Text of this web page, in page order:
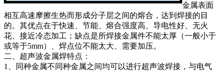
金属表面
相互高速摩擦生热而形成分子层之间的熔合，达到焊接的目
的。其优点在于快速、节能、熔合强度高、导电性好、无火
花、接近冷态加工；缺点是所焊接金属件不能太厚（一般小于
或等于5mm）、焊点位不能太大、需要加压。
二、超声波金属焊特点：
1、同种金属不同种金属之间均可以进行超声波焊接，与电气